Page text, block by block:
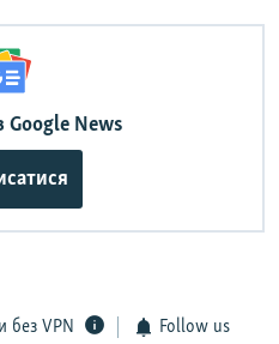
Google News
без VPN Follow us